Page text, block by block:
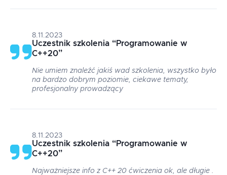
8.11.2023
Uczestnik szkolenia “Programowanie w
C++20”
Nie umiem znaleźć jakiś wad szkolenia, wszystko było
na bardzo dobrym poziomie, ciekawe tematy,
profesjonalny prowadzący
8.11.2023
Uczestnik szkolenia “Programowanie w
C++20”
Najważniejsze info z C++ 20 ćwiczenia ok, ale długie .